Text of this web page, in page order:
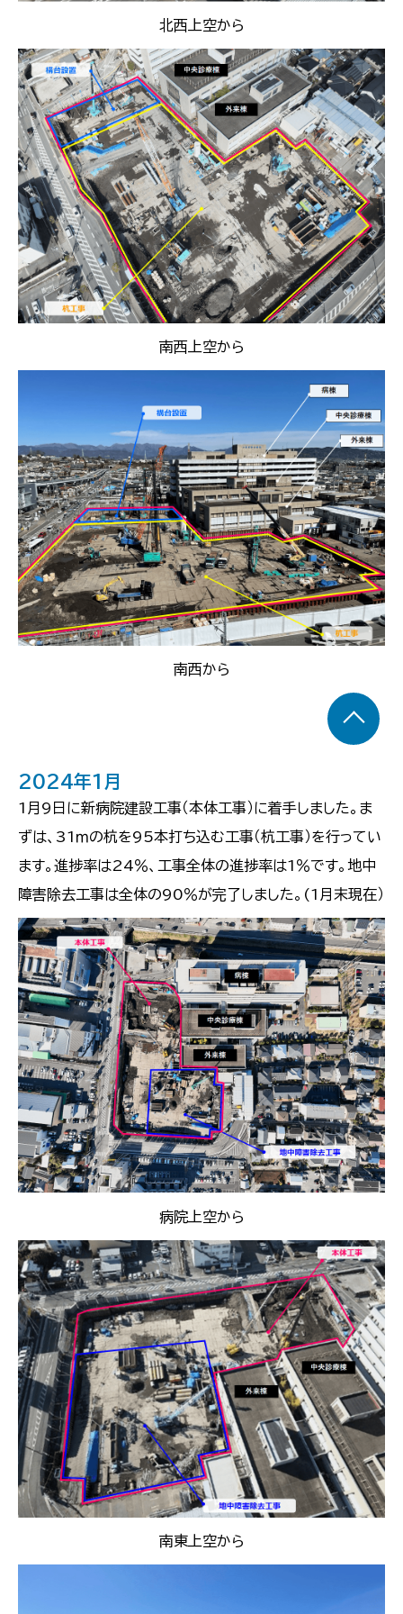
北西上空から
南西上空から
南西から
2024年1月
1月9日に新病院建設工事（本体工事）に着手しました。ま
ずは、31ｍの杭を95本打ち込む工事（杭工事）を行ってい
ます。進捗率は24％、工事全体の進捗率は1％です。地中
障害除去工事は全体の90％が完了しました。(1月末現在）
病院上空から
南東上空から